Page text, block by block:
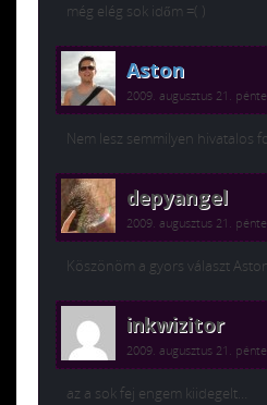
még elég sok időm =( )
Aston
2009. augusztus 21.
Nem lesz semmilyen hivatalos
depyangel
2009. augusztus 21.
Köszönöm a gyors választ
inkwizitor
2009. augusztus 21.
az a sok fej engem kiidegelt…